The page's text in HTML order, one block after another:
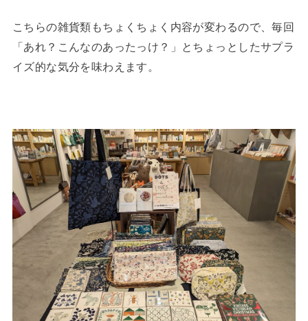
こちらの雑貨類もちょくちょく内容が変わるので、毎回
「あれ？こんなのあったっけ？」とちょっとしたサプラ
イズ的な気分を味わえます。